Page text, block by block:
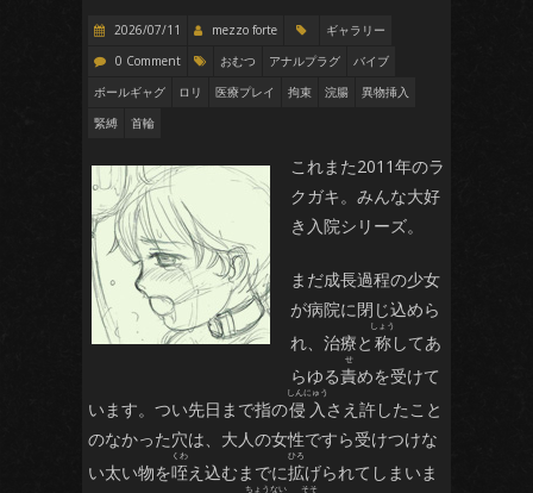
はすかし
2026/07/11 mezzo forte
ギャラリー
0 Comment
おむつ アナルプラグ
バイブ
ボールギャグ
ロリ 医療プレイ 拘束 浣腸
異物挿入
緊縛
首輪
これまた2011年のラ
クガキ。みんな大好
き入院シリーズ。
まだ成長過程の少女
が病院に閉じ込めら
れ、治療と 称してあ
らゆる責めを受けて
います。つい先日まで指の侵入 さえ許したこと
のなかった穴は、大人の女性ですら受けつけな
い太い物を咥え込むまでに拡げられてしまいま